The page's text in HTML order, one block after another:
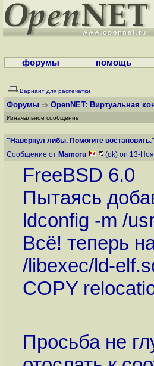
форумы помощь
Вариант для распечатки
Форумы OpenNET: Виртуальная
Изначальное сообщение
"Навернул либы. Помогите востановить."
Сообщение от Mamoru (ok) on 13-
FreeBSD 6.0
Пытаясь
ldconfig -m /
Всё! теперь
/libexec/ld-
COPY
Просьба не